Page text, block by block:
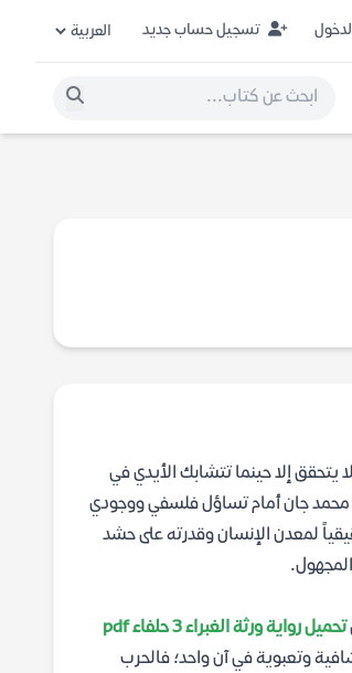
تسجيل حساب جديد
يتحقق إلا حينما تتشابك الأيدي في
محمد جان أمام تساؤل فلسفي ووجودي
لمعدن الإنسان وقدرته على حشد
تحميل رواية ورثة الغبراء 3 حلفاء pdf
وتعبوية في آن واحد؛ فالحرب